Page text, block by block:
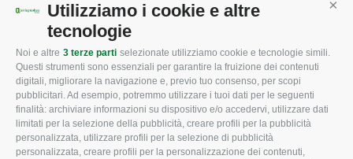
Utilizziamo i cookie e altre
tecnologie
Noi e altre 3 terze parti selezionate utilizziamo cookie e tecnologie simili.
Questi strumenti sono essenziali per garantire la fruizione dei contenuti
digitali, migliorare la navigazione e, previo tuo consenso, per scopi
pubblicitari. Ad esempio, potremmo utilizzare i tuoi dati per le seguenti
finalità: archiviare informazioni su dispositivo e/o accedervi, utilizzare dati
limitati per la selezione della pubblicità, creare profili per la pubblicità
personalizzata, utilizzare profili per la selezione di pubblicità
personalizzata, creare profili per la personalizzazione dei contenuti,
CONFAGRICOLTURA
ROVIGO
L'Associazione
Missione e Progetto
Organigramma aziendale
CONFAGRICOLTURA
INFORMA
Tecnico
Fiscale
Lavoro